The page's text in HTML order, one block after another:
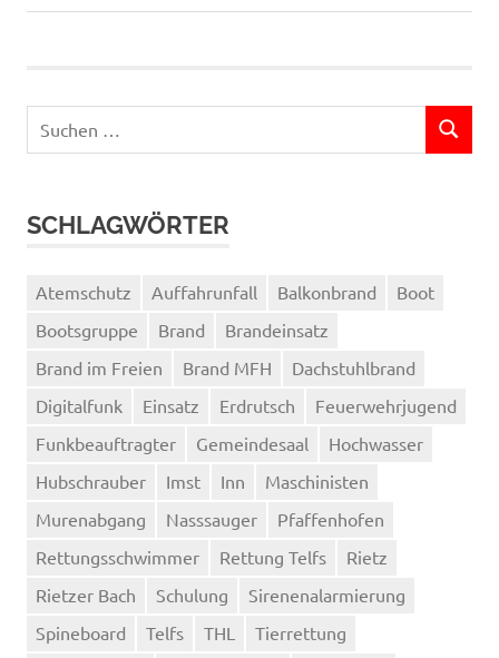
Beitrag:
nach:
SUCHEN
SCHLAGWÖRTER
Atemschutz Auffahrunfall Balkonbrand
Boot
Bootsgruppe
Brand
Brandeinsatz
Brand im Freien
Brand MFH
Dachstuhlbrand
Digitalfunk
Einsatz Erdrutsch
Feuerwehrjugend
Funkbeauftragter
Gemeindesaal
Hochwasser
Hubschrauber
Imst Inn
Maschinisten
Murenabgang
Nasssauger
Pfaffenhofen
Rettungsschwimmer
Rettung Telfs
Rietz
Rietzer Bach
Schulung
Sirenenalarmierung
Spineboard
Telfs THL
Tierrettung